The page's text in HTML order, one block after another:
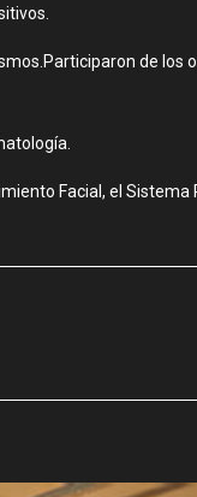
de los
Facial, el Sistema